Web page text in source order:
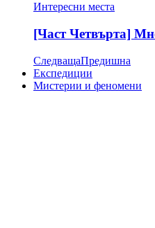
Интересни места
[Част Четвърта]
СледващаПредишна
Експедиции
Мистерии и феномени